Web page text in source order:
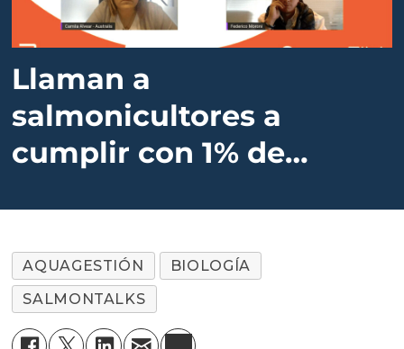
Llaman a
salmonicultores a
cumplir con 1% de
AQUAGESTIÓN
BIOLOGÍA
SALMONTALKS